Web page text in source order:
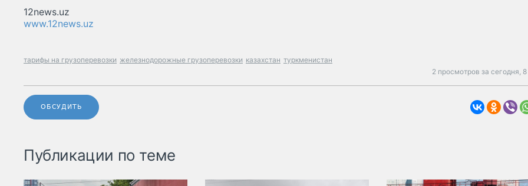
12news.uz
www.12news.uz
тарифы на грузоперевозки железнодорожные грузоперевозки казахстан туркменистан
2 просмотров за сегодня,
ОБСУДИТЬ
Публикации по теме